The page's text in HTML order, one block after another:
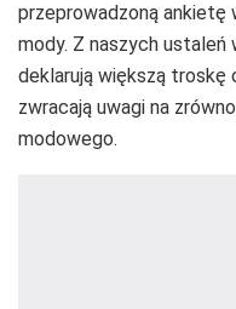
przeprowadzoną
mody. Z naszych ustaleń
deklarują większą troskę
zwracają uwagi na
modowego.